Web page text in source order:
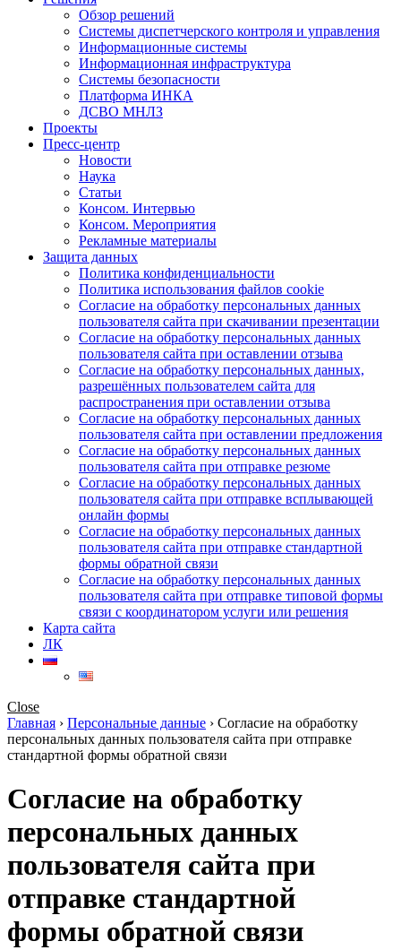
Обзор решений
Системы диспетчерского контроля и управления
Информационные системы
Информационная инфраструктура
Системы безопасности
Платформа ИНКА
ДСВО МНЛЗ
Проекты
Пресс-центр
Новости
Наука
Статьи
Консом. Интервью
Консом. Мероприятия
Рекламные материалы
Защита данных
Политика конфиденциальности
Политика использования файлов cookie
Согласие на обработку персональных данных
пользователя сайта при скачивании презентации
Согласие на обработку персональных данных
пользователя сайта при оставлении отзыва
Согласие на обработку персональных данных,
разрешённых пользователем сайта для
распространения при оставлении отзыва
Согласие на обработку персональных данных
пользователя сайта при оставлении предложения
Согласие на обработку персональных данных
пользователя сайта при отправке резюме
Согласие на обработку персональных данных
пользователя сайта при отправке всплывающей
онлайн формы
Согласие на обработку персональных данных
пользователя сайта при отправке стандартной
формы обратной связи
Согласие на обработку персональных данных
пользователя сайта при отправке типовой формы
связи с координатором услуги или решения
Карта сайта
ЛК
Close
Главная › Персональные данные › Согласие на обработку
персональных данных пользователя сайта при отправке
стандартной формы обратной связи
Согласие на обработку
персональных данных
пользователя сайта при
отправке стандартной
формы обратной связи